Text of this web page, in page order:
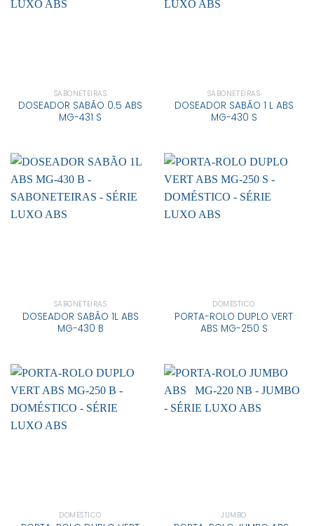
SABONETEIRAS
DOSEADOR SABÃO 0.5 ABS
MG-431 S
SABONETEIRAS
DOSEADOR SABÃO 1 L ABS
MG-430 S
SABONETEIRAS
DOSEADOR SABÃO 1L ABS
MG-430 B
DOMÉSTICO
PORTA-ROLO DUPLO VERT
ABS MG-250 S
DOMÉSTICO JUMBO